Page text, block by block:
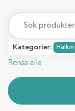
Kategorier:
Rensa alla